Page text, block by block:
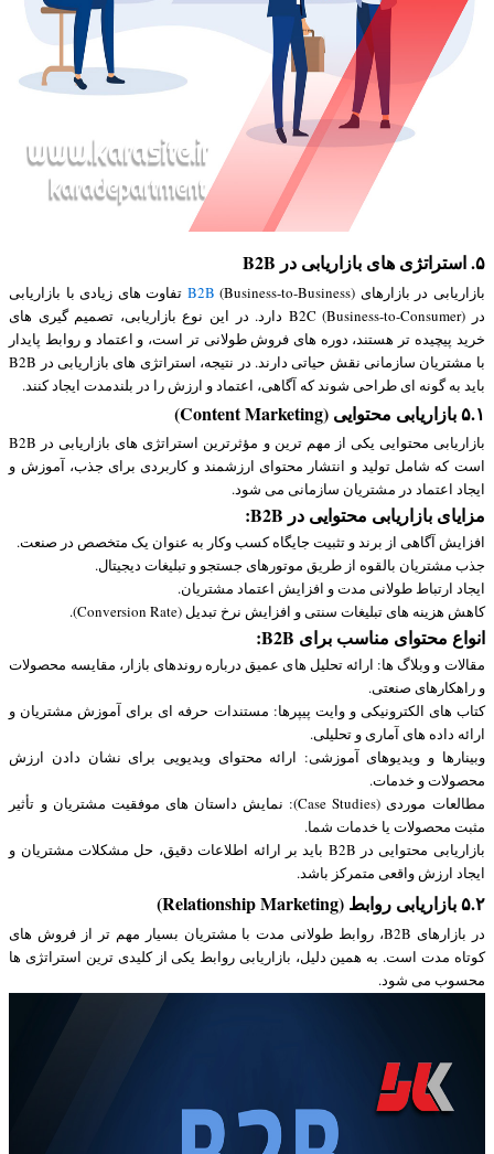
۵. استراتژی های بازاریابی در B2B
بازاریابی در بازارهای B2B (Business-to-Business) تفاوت های زیادی با بازاریابی
در B2C (Business-to-Consumer) دارد. در این نوع بازاریابی، تصمیم گیری های
خرید پیچیده تر هستند، دوره های فروش طولانی تر است، و اعتماد و روابط پایدار
با مشتریان سازمانی نقش حیاتی دارند. در نتیجه، استراتژی های بازاریابی در B2B
باید به گونه ای طراحی شوند که آگاهی، اعتماد و ارزش را در بلندمدت ایجاد کنند.
۵.۱ بازاریابی محتوایی (Content Marketing)
بازاریابی محتوایی یکی از مهم ترین و مؤثرترین استراتژی های بازاریابی در B2B
است که شامل تولید و انتشار محتوای ارزشمند و کاربردی برای جذب، آموزش و
ایجاد اعتماد در مشتریان سازمانی می شود.
مزایای بازاریابی محتوایی در B2B:
افزایش آگاهی از برند و تثبیت جایگاه کسب وکار به عنوان یک متخصص در صنعت.
جذب مشتریان بالقوه از طریق موتورهای جستجو و تبلیغات دیجیتال.
ایجاد ارتباط طولانی مدت و افزایش اعتماد مشتریان.
کاهش هزینه های تبلیغات سنتی و افزایش نرخ تبدیل (Conversion Rate).
انواع محتوای مناسب برای B2B:
مقالات و وبلاگ ها: ارائه تحلیل های عمیق درباره روندهای بازار، مقایسه محصولات
و راهکارهای صنعتی.
کتاب های الکترونیکی و وایت پیپرها: مستندات حرفه ای برای آموزش مشتریان و
ارائه داده های آماری و تحلیلی.
وبینارها و ویدیوهای آموزشی: ارائه محتوای ویدیویی برای نشان دادن ارزش
محصولات و خدمات.
مطالعات موردی (Case Studies): نمایش داستان های موفقیت مشتریان و تأثیر
مثبت محصولات یا خدمات شما.
بازاریابی محتوایی در B2B باید بر ارائه اطلاعات دقیق، حل مشکلات مشتریان و
ایجاد ارزش واقعی متمرکز باشد.
۵.۲ بازاریابی روابط (Relationship Marketing)
در بازارهای B2B، روابط طولانی مدت با مشتریان بسیار مهم تر از فروش های
کوتاه مدت است. به همین دلیل، بازاریابی روابط یکی از کلیدی ترین استراتژی ها
محسوب می شود.